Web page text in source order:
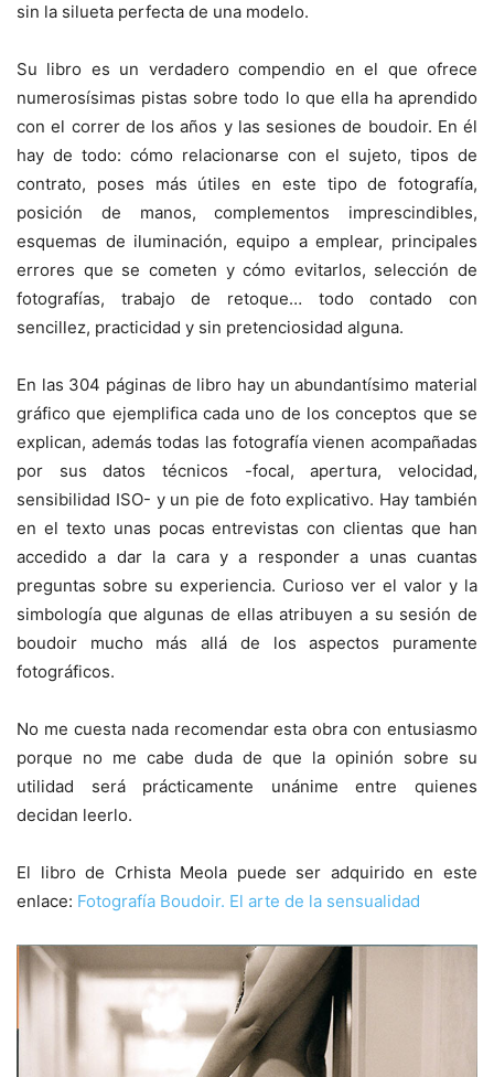
sin la silueta perfecta de una modelo.
Su libro es un verdadero compendio en el que ofrece
numerosísimas pistas sobre todo lo que ella ha aprendido
con el correr de los años y las sesiones de boudoir. En él
hay de todo: cómo relacionarse con el sujeto, tipos de
contrato, poses más útiles en este tipo de fotografía,
posición de manos, complementos imprescindibles,
esquemas de iluminación, equipo a emplear, principales
errores que se cometen y cómo evitarlos, selección de
fotografías, trabajo de retoque… todo contado con
sencillez, practicidad y sin pretenciosidad alguna.
En las 304 páginas de libro hay un abundantísimo material
gráfico que ejemplifica cada uno de los conceptos que se
explican, además todas las fotografía vienen acompañadas
por sus datos técnicos -focal, apertura, velocidad,
sensibilidad ISO- y un pie de foto explicativo. Hay también
en el texto unas pocas entrevistas con clientas que han
accedido a dar la cara y a responder a unas cuantas
preguntas sobre su experiencia. Curioso ver el valor y la
simbología que algunas de ellas atribuyen a su sesión de
boudoir mucho más allá de los aspectos puramente
fotográficos.
No me cuesta nada recomendar esta obra con entusiasmo
porque no me cabe duda de que la opinión sobre su
utilidad será prácticamente unánime entre quienes
decidan leerlo.
El libro de Crhista Meola puede ser adquirido en este
enlace: Fotografía Boudoir. El arte de la sensualidad